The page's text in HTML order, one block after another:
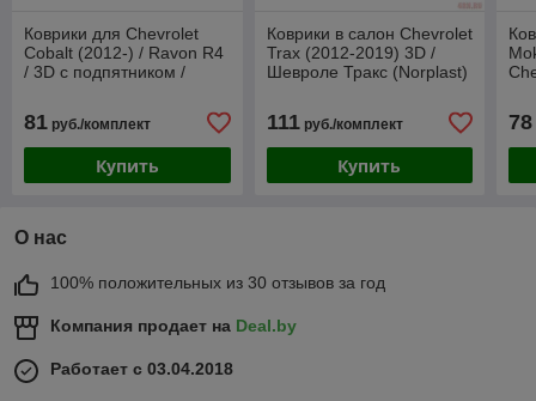
Коврики для Chevrolet
Cobalt (2012-) / Ravon R4
/ 3D c подпятником /
Р4 [60224] /
81 руб./комплект
Купить
Коврики в салон Chevrolet
Trax (2012-2019) 3D /
Шевроле Тракс (Norplast)
111руб./комплект
Купить
78
О нас
100% положительных из 30 отзывов за год
Компания продает на Deal.by
Работает с 03.04.2018